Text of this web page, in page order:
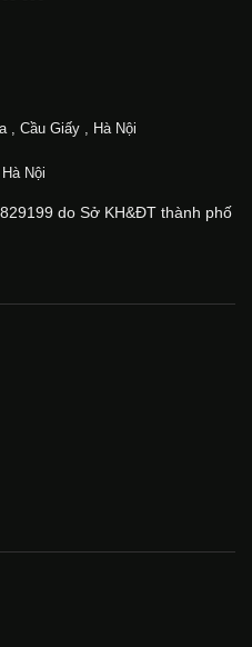
, Cầu Giấy , Hà Nội
Nội
do Sở KH&ĐT thành phố